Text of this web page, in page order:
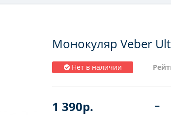
Монокуляр Veber
Нет в наличии
1 390р.